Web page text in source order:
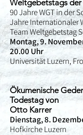
Weltgebetstags der
90 Jahre WGT in der
Jahre Internationaler
Team Weltgebetstag
Montag, 9.
20.00Uhr
Universität Luzern,
Ökumenische
Todestag von
Otto Karrer
Dienstag, 8.
Hofkirche Luzern